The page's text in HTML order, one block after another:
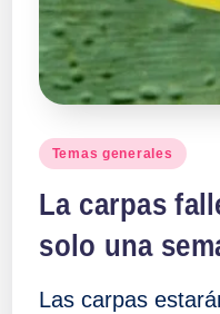
Publicado
Temas generales
La carpas
solo una
Las carpas